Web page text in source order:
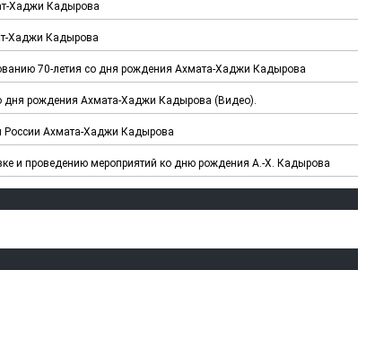
Хаджи Кадырова
Хаджи Кадырова
70-летия со дня рождения Ахмата-Хаджи Кадырова
дня рождения Ахмата-Хаджи Кадырова (Видео).
России Ахмата-Хаджи Кадырова
и проведению мероприятий ко дню рождения А.-Х. Кадырова